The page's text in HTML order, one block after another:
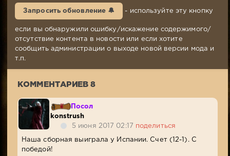
20:20
8
Запросить обновление 🔔 - используйте эту кнопку
если вы обнаружили ошибку/искажение содержимого/
отсутствие контента в новости или если хотите
сообщить администрации о выходе новой версии мода и
т.п.
КОММЕНТАРИЕВ 8
Посол
konstrush
5 июня 2017 02:17
поделиться
Наша сборная выиграла у Испании. Счет (12-1). С
победой!